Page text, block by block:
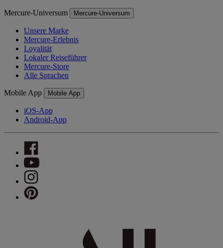
Mercure-Universum Mercure-Universum
Unsere Marke
Mercure-Erlebnis
Loyalität
Lokaler Reiseführer
Mercure-Store
Alle Sprachen
Mobile App Mobile App
iOS-App
Android-App